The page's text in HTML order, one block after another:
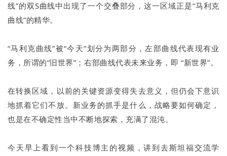
线”的双S曲线中出现了一个交叠部分，这一区域正是“马利克
曲线”的精华。
“马利克曲线”被“今天”划分为两部分，左部曲线代表现有业
务，所谓的“旧世界”；右部曲线代表未来业务，即 “新世界”。
在转换区域，以前的关键资源变得失去意义，但仍会下意识
地抓着它们不放。新业务的抓手是什么，战略要如何确定，
也是在不确定性当中不断地探索，充满了混沌。
今天早上看到一个科技博主的视频，讲到去斯坦福交流学